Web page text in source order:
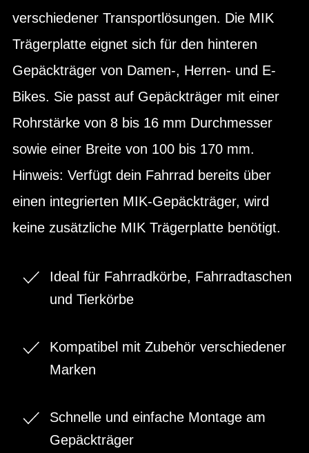
verschiedener Transportlösungen. Die MIK
Trägerplatte eignet sich für den hinteren
Gepäckträger von Damen-, Herren- und E-
Bikes. Sie passt auf Gepäckträger mit einer
Rohrstärke von 8 bis 16 mm Durchmesser
sowie einer Breite von 100 bis 170 mm.
Hinweis: Verfügt dein Fahrrad bereits über
einen integrierten MIK-Gepäckträger, wird
keine zusätzliche MIK Trägerplatte benötigt.
Ideal für Fahrradkörbe, Fahrradtaschen
und Tierkörbe
Kompatibel mit Zubehör verschiedener
Marken
Schnelle und einfache Montage am
Gepäckträger